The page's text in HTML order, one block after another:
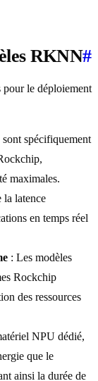
RKNN#
le déploiement
spécifiquement
maximales.
latence
en temps réel
: Les modèles
Rockchip
des ressources
NPU dédié,
que le
ainsi la durée de